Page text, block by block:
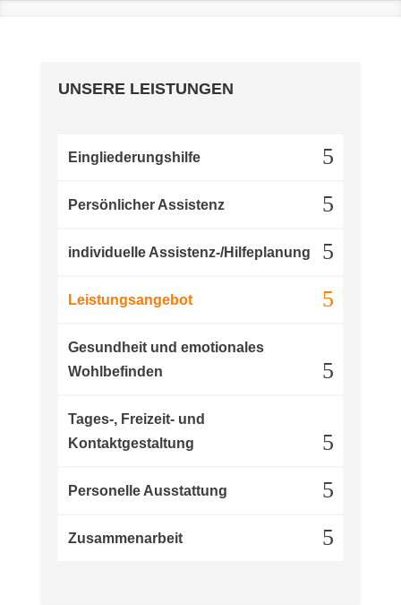
UNSERE LEISTUNGEN
Eingliederungshilfe
Persönlicher Assistenz
individuelle Assistenz-/Hilfeplanung
Leistungsangebot
Gesundheit und emotionales
Wohlbefinden
Tages-, Freizeit- und
Kontaktgestaltung
Personelle Ausstattung
Zusammenarbeit